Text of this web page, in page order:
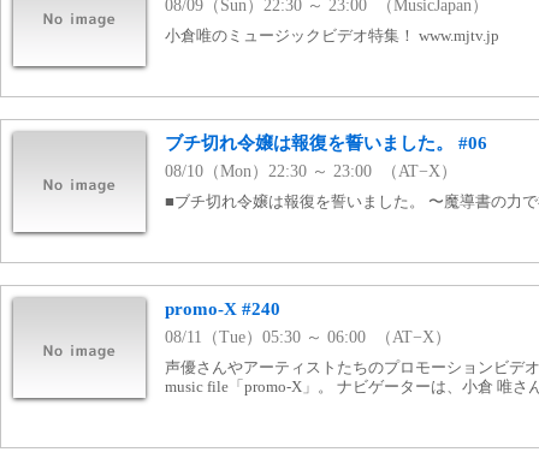
08/09（Sun）22:30 ～ 23:00 （MusicJapan）
小倉唯のミュージックビデオ特集！ www.mjtv.jp
ブチ切れ令嬢は報復を誓いました。 #06
08/10（Mon）22:30 ～ 23:00 （AT−X）
■ブチ切れ令嬢は報復を誓いました。 〜魔導書の力
promo-X #240
08/11（Tue）05:30 ～ 06:00 （AT−X）
声優さんやアーティストたちのプロモーションビデ
music file「promo-X」。 ナビゲーターは、小倉 唯さ